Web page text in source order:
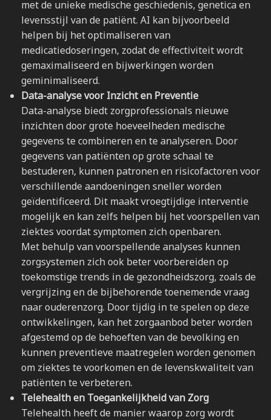
met de unieke medische geschiedenis, genetica en
levensstijl van de patiënt. AI kan bijvoorbeeld
helpen bij het optimaliseren van
medicatiedoseringen, zodat de effectiviteit wordt
gemaximaliseerd en bijwerkingen worden
geminimaliseerd.
Data-analyse voor Inzicht en Preventie
Data-analyse biedt zorgprofessionals nieuwe
inzichten door grote hoeveelheden medische
gegevens te combineren en te analyseren. Door
gegevens van patiënten op grote schaal te
bestuderen, kunnen patronen en risicofactoren voor
verschillende aandoeningen sneller worden
geïdentificeerd. Dit maakt vroegtijdige interventie
mogelijk en kan zelfs helpen bij het voorspellen van
ziektes voordat symptomen zich openbaren.
Met behulp van voorspellende analyses kunnen
zorgsystemen zich ook beter voorbereiden op
toekomstige trends in de gezondheidszorg, zoals de
vergrijzing en de bijbehorende toenemende vraag
naar ouderenzorg. Door tijdig in te spelen op deze
ontwikkelingen, kan het zorgaanbod beter worden
afgestemd op de behoeften van de bevolking en
kunnen preventieve maatregelen worden genomen
om ziektes te voorkomen en de levenskwaliteit van
patiënten te verbeteren.
Telehealth en Toegankelijkheid van Zorg
Telehealth heeft de manier waarop zorg wordt